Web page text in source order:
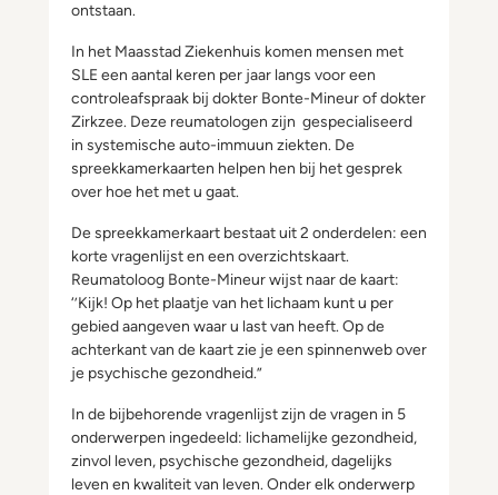
ontstaan.
In het Maasstad Ziekenhuis komen mensen met
SLE een aantal keren per jaar langs voor een
controleafspraak bij dokter Bonte-Mineur of dokter
Zirkzee. Deze reumatologen zijn gespecialiseerd
in systemische auto-immuun ziekten. De
spreekkamerkaarten helpen hen bij het gesprek
over hoe het met u gaat.
De spreekkamerkaart bestaat uit 2 onderdelen: een
korte vragenlijst en een overzichtskaart.
Reumatoloog Bonte-Mineur wijst naar de kaart:
‘’Kijk! Op het plaatje van het lichaam kunt u per
gebied aangeven waar u last van heeft. Op de
achterkant van de kaart zie je een spinnenweb over
je psychische gezondheid.”
In de bijbehorende vragenlijst zijn de vragen in 5
onderwerpen ingedeeld: lichamelijke gezondheid,
zinvol leven, psychische gezondheid, dagelijks
leven en kwaliteit van leven. Onder elk onderwerp